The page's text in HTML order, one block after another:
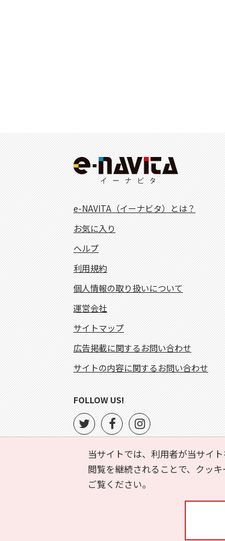
当サイトでは、利用者が当サイ
閲覧を継続されることで、クッ
ご覧ください。
e-NAVITA（イーナビタ）とは？
お気に入り
ヘルプ
利用規約
個人情報の取り扱いについて
運営会社
サイトマップ
広告掲載に関するお問い合わせ
サイトの内容に関するお問い合わせ
FOLLOW US!